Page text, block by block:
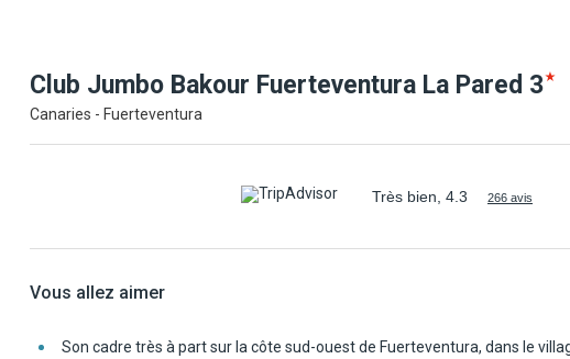
Club Jumbo Bakour Fuerteventura La Pared 3
Canaries - Fuerteventura
Très bien, 4.3 266 avis
Vous allez aimer
Son cadre très à part sur la côte sud-ouest de Fuerteventura, dans le